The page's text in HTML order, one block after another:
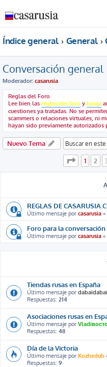
Índice general General
Conversación general
Moderador: casarusia
Reglas del Foro
Lee bien las reglas del foro y busca
cuestiones ya tratadas. No se
scammers o relaciones virtuales, ni
hayan sido previamente
Nuevo Tema
Página
1 2
REGLAS DE
Último mensaje por casarusia «
Foro para la
Último mensaje por casarusia «
Tiendas rusas en España
Último mensaje por dabaidabai
Respuestas: 214
Asociaciones rusas en
Último mensaje por
Respuestas: 48
Día de la Victoria
Último mensaje por Kozhedub
Respuestas: 9